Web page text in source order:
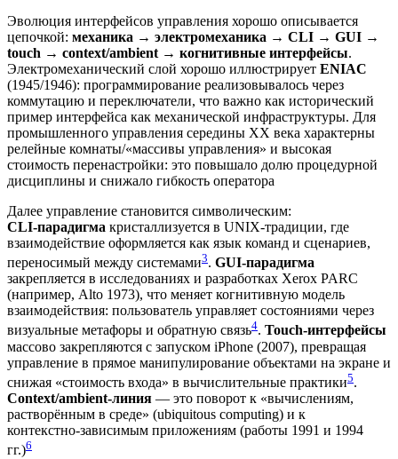
Эволюция интерфейсов управления хорошо описывается
цепочкой: механика → электромеханика → CLI → GUI →
touch → context/ambient → когнитивные интерфейсы.
Электромеханический слой хорошо иллюстрирует ENIAC
(1945/1946): программирование реализовывалось через
коммутацию и переключатели, что важно как исторический
пример интерфейса как механической инфраструктуры. Для
промышленного управления середины XX века характерны
релейные комнаты/«массивы управления» и высокая
стоимость перенастройки: это повышало долю процедурной
дисциплины и снижало гибкость оператора
Далее управление становится символическим:
CLI‑парадигма кристаллизуется в UNIX‑традиции, где
взаимодействие оформляется как язык команд и сценариев,
переносимый между системами3. GUI‑парадигма
закрепляется в исследованиях и разработках Xerox PARC
(например, Alto 1973), что меняет когнитивную модель
взаимодействия: пользователь управляет состояниями через
визуальные метафоры и обратную связь4. Touch‑интерфейсы
массово закрепляются с запуском iPhone (2007), превращая
управление в прямое манипулирование объектами на экране и
снижая «стоимость входа» в вычислительные практики5.
Context/ambient‑линия — это поворот к «вычислениям,
растворённым в среде» (ubiquitous computing) и к
контекстно‑зависимым приложениям (работы 1991 и 1994
гг.)6